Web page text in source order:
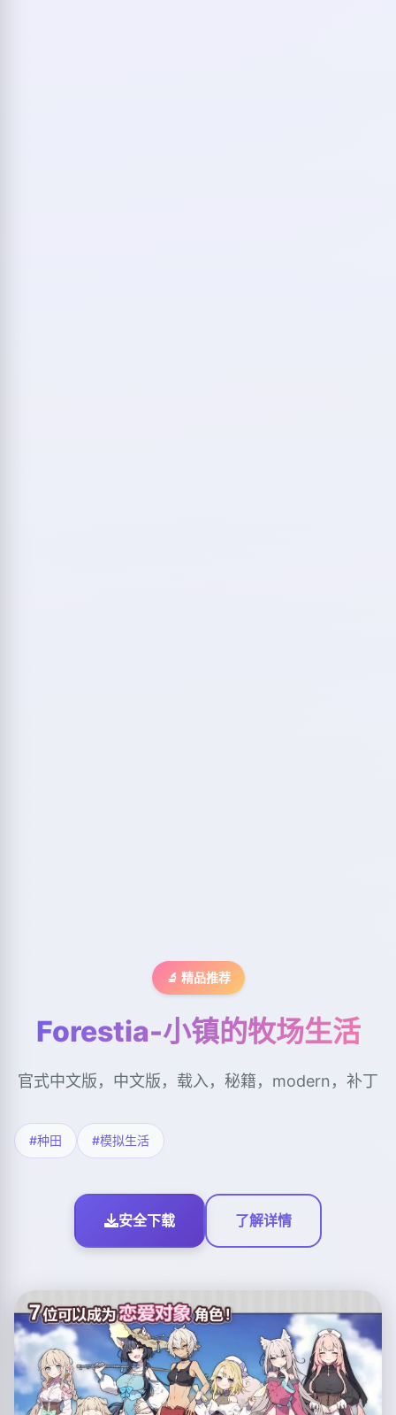
🔬 精品推荐
Forestia-小镇的牧场生活
官式中文版，中文版，载入，秘籍，modern，补丁
#种田 #模拟生活
安全下载 了解详情